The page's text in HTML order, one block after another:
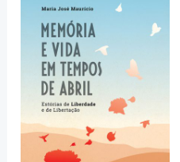
preço
original
era:
15,00 €.
preço
é:
13,50 €.